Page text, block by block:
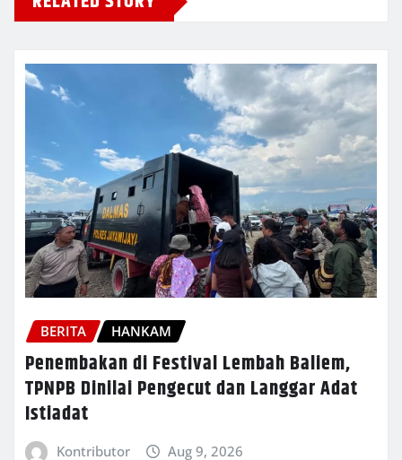
BERITA HANKAM
Penembakan di Festival Lembah Baliem,
TPNPB Dinilai Pengecut dan Langgar Adat
Istiadat
Kontributor Aug 9, 2026